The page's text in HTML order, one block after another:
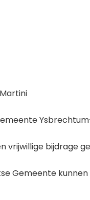
vrijwillige bijdrage
Gemeente